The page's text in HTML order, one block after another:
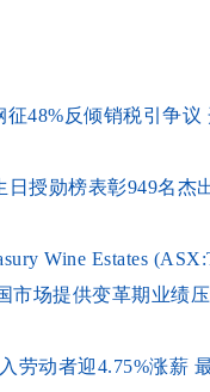
征48%反倾销税引争
日授勋榜表彰949名
Wine Estates
市场提供变革期业绩
劳动者迎4.75%涨薪